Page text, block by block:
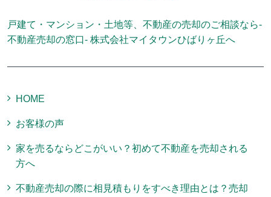
戸建て・マンション・土地等、不動産の売却のご相談なら-
不動産売却の窓口- 株式会社マイタウンひばりヶ丘へ
HOME
お客様の声
家を売るならどこがいい？初めて不動産を売却される
方へ
不動産売却の際に相見積もりをすべき理由とは？売却